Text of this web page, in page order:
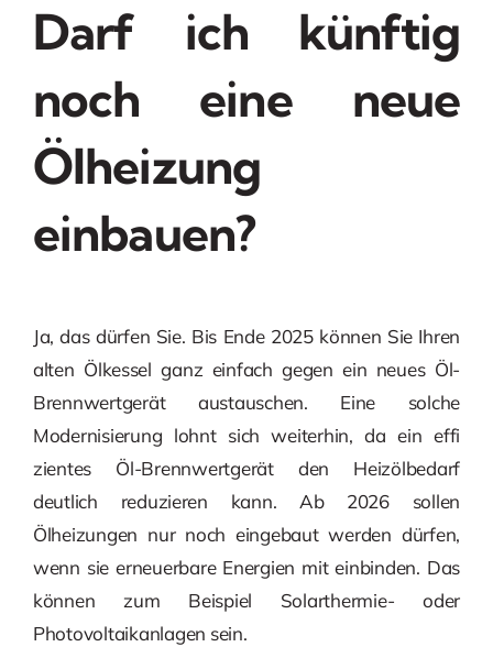
Darf ich künftig
noch eine neue
Ölheizung
einbauen?
Ja, das dürfen Sie. Bis Ende 2025 können Sie Ihren
alten Ölkessel ganz einfach gegen ein neues Öl-
Brennwertgerät austauschen. Eine solche
Modernisierung lohnt sich weiterhin, da ein effi
zientes Öl-Brennwertgerät den Heizölbedarf
deutlich reduzieren kann. Ab 2026 sollen
Ölheizungen nur noch eingebaut werden dürfen,
wenn sie erneuerbare Energien mit einbinden. Das
können zum Beispiel Solarthermie- oder
Photovoltaikanlagen sein.